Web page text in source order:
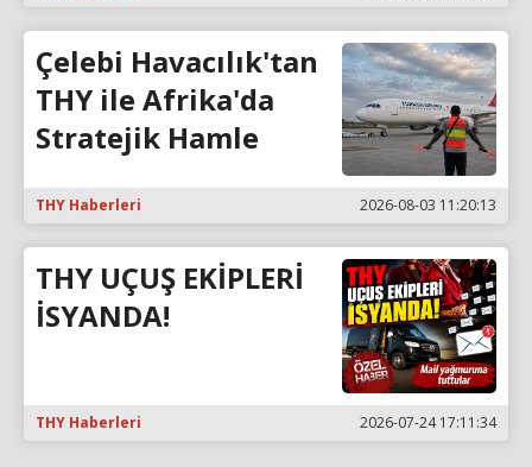
Çelebi Havacılık'tan
THY ile Afrika'da
Stratejik Hamle
THY Haberleri 2026-08-03 11:20:13
THY UÇUŞ EKİPLERİ
İSYANDA!
THY Haberleri 2026-07-24 17:11:34